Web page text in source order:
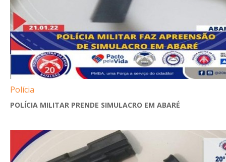
Polícia
POLÍCIA MILITAR PRENDE SIMULACRO EM ABARÉ